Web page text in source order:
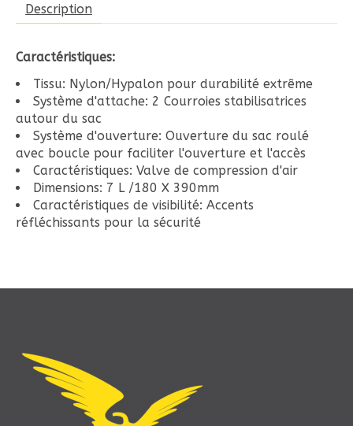
Description
Caractéristiques:
Tissu: Nylon/Hypalon pour durabilité extrême
Système d'attache: 2 Courroies stabilisatrices
autour du sac
Système d'ouverture: Ouverture du sac roulé
avec boucle pour faciliter l'ouverture et l'accès
Caractéristiques: Valve de compression d'air
Dimensions: 7 L /180 X 390mm
Caractéristiques de visibilité: Accents
réfléchissants pour la sécurité